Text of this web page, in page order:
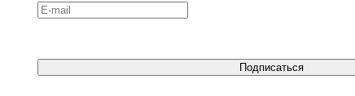
Подписаться